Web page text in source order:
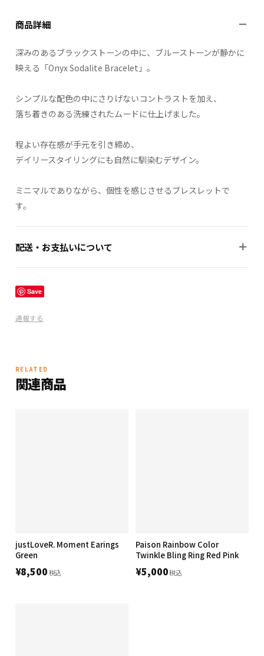
商品詳細
深みのあるブラックストーンの中に、ブルーストーンが静かに
映える「Onyx Sodalite Bracelet」。
シンプルな配色の中にさりげないコントラストを加え、
落ち着きのある洗練されたムードに仕上げました。
程よい存在感が手元を引き締め、
デイリースタイリングにも自然に馴染むデザイン。
ミニマルでありながら、個性を感じさせるブレスレットで
す。
配送・お支払いについて
い方法・返品条件の詳細は
Save
通報する
RELATED
関連商品
justLoveR. Moment Earings
Green
¥8,500税込
Paison Rainbow Color
Twinkle Bling Ring Red Pink
¥5,000税込